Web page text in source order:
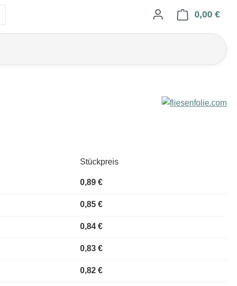
0,00 €
Stückpreis
0,89 €
0,85 €
0,84 €
0,83 €
0,82 €